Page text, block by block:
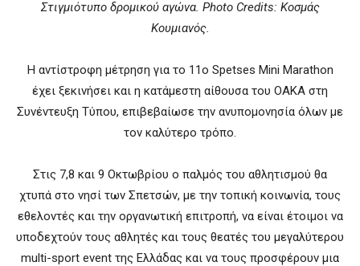
Στιγμιότυπο δρομικού αγώνα. Photo Credits: Κοσμάς
Κουμιανός.
Η αντίστροφη μέτρηση για το 11ο Spetses Mini Marathon
έχει ξεκινήσει και η κατάμεστη αίθουσα του ΟΑΚΑ στη
Συνέντευξη Τύπου, επιβεβαίωσε την ανυπομονησία όλων με
τον καλύτερο τρόπο.
Στις 7,8 και 9 Οκτωβρίου ο παλμός του αθλητισμού θα
χτυπά στο νησί των Σπετσών, με την τοπική κοινωνία, τους
εθελοντές και την οργανωτική επιτροπή, να είναι έτοιμοι να
υποδεχτούν τους αθλητές και τους θεατές του μεγαλύτερου
multi-sport event της Ελλάδας και να τους προσφέρουν μια